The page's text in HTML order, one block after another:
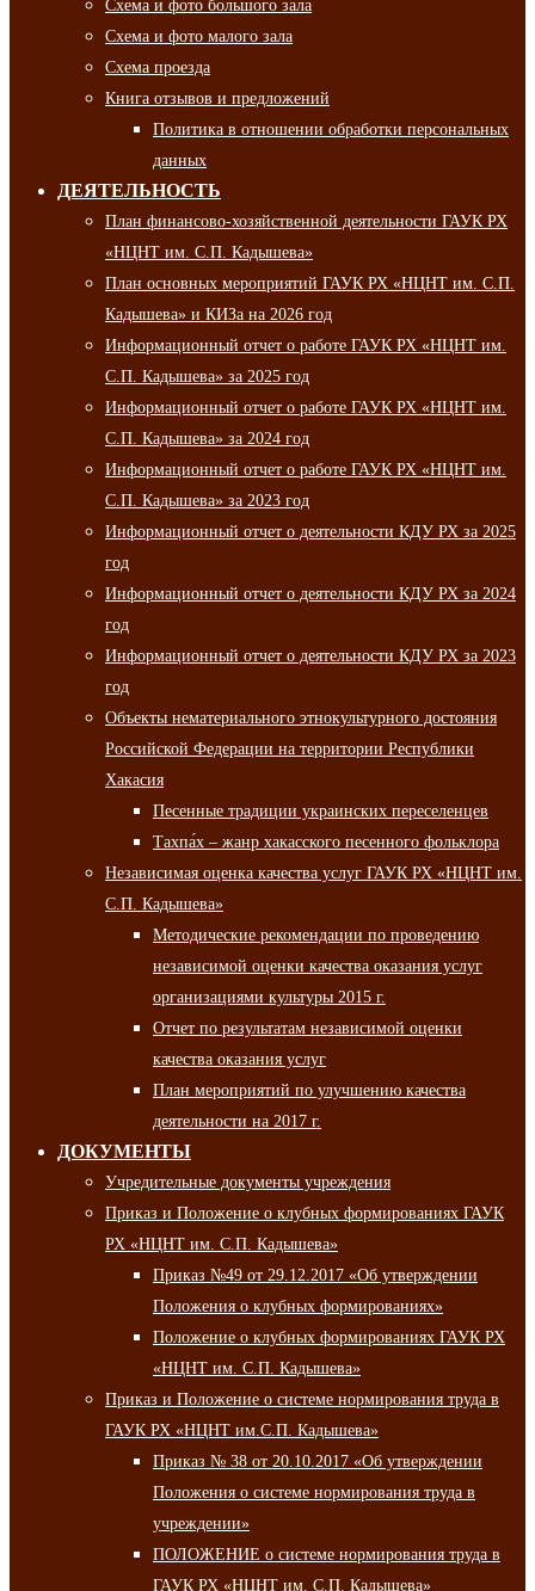
Схема и фото большого зала
Схема и фото малого зала
Схема проезда
Книга отзывов и предложений
Политика в отношении обработки персональных
данных
ДЕЯТЕЛЬНОСТЬ
План финансово-хозяйственной деятельности ГАУК РХ
«НЦНТ им. С.П. Кадышева»
План основных мероприятий ГАУК РХ «НЦНТ им. С.П.
Кадышева» и КИЗа на 2026 год
Информационный отчет о работе ГАУК РХ «НЦНТ им.
С.П. Кадышева» за 2025 год
Информационный отчет о работе ГАУК РХ «НЦНТ им.
С.П. Кадышева» за 2024 год
Информационный отчет о работе ГАУК РХ «НЦНТ им.
С.П. Кадышева» за 2023 год
Информационный отчет о деятельности КДУ РХ за 2025
год
Информационный отчет о деятельности КДУ РХ за 2024
год
Информационный отчет о деятельности КДУ РХ за 2023
год
Объекты нематериального этнокультурного достояния
Российской Федерации на территории Республики
Хакасия
Песенные традиции украинских переселенцев
Тахпа́х – жанр хакасского песенного фольклора
Независимая оценка качества услуг ГАУК РХ «НЦНТ им.
С.П. Кадышева»
Методические рекомендации по проведению
независимой оценки качества оказания услуг
организациями культуры 2015 г.
Отчет по результатам независимой оценки
качества оказания услуг
План мероприятий по улучшению качества
деятельности на 2017 г.
ДОКУМЕНТЫ
Учредительные документы учреждения
Приказ и Положение о клубных формированиях ГАУК
РХ «НЦНТ им. С.П. Кадышева»
Приказ №49 от 29.12.2017 «Об утверждении
Положения о клубных формированиях»
Положение о клубных формированиях ГАУК РХ
«НЦНТ им. С.П. Кадышева»
Приказ и Положение о системе нормирования труда в
ГАУК РХ «НЦНТ им.С.П. Кадышева»
Приказ № 38 от 20.10.2017 «Об утверждении
Положения о системе нормирования труда в
учреждении»
ПОЛОЖЕНИЕ о системе нормирования труда в
ГАУК РХ «НЦНТ им. С.П. Кадышева»